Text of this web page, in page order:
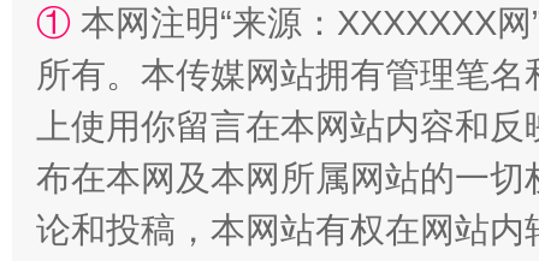
① 本网注明“来源：XXXXXXX
所有。本传媒网站拥有管理笔
上使用你留言在本网站内容和
布在本网及本网所属网站的一
论和投稿，本网站有权在网站